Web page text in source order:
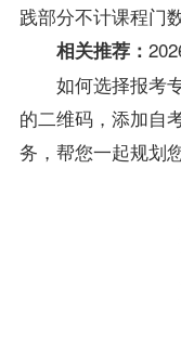
践部分不计课程门数
相关推荐：
如何选择报考
的二维码，添加自
务，帮您一起规划